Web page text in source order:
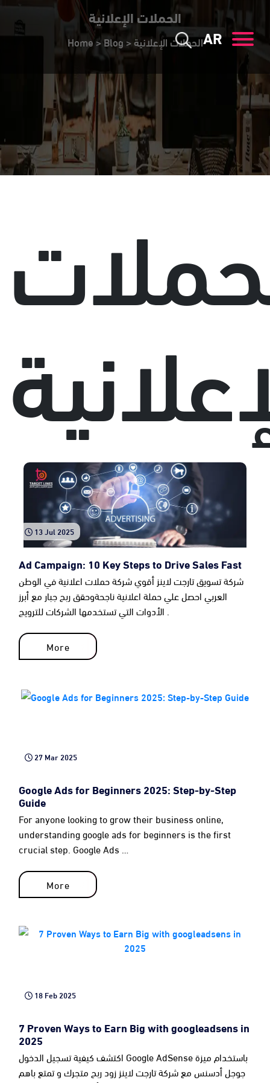
AR
الحملات الإعلانية
Home> Blog >الحملات الإعلانية
13 Jul 2025
Ad Campaign: 10 Key Steps to Drive Sales Fast
شركة تسويق تارجت لاينز أقوي شركة حملات اعلانية في الوطن
العربي احصل علي حملة اعلانية ناجحةوحقق ربح جبار مع أبرز
More
More
27 Mar 2025
Google Ads for Beginners 2025: Step-by-Step
Guide
For anyone looking to grow their business online,
understanding google ads for beginners is the first
crucial step. Google Ads …
More
More
18 Feb 2025
7 Proven Ways to Earn Big with googleadsens in
2025
اكتشف كيفية تسجيل الدخول Google AdSense باستخدام ميزة
جوجل أدسنس مع شركة تارجت لاينز زود ربح متجرك و تمتع باهم